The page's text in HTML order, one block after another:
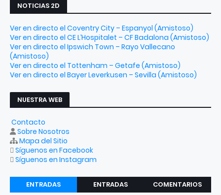
NOTICIAS 2D
Ver en directo el Coventry City – Espanyol (Amistoso)
Ver en directo el CE L’Hospitalet – CF Badalona (Amistoso)
Ver en directo el Ipswich Town – Rayo Vallecano
(Amistoso)
Ver en directo el Tottenham – Getafe (Amistoso)
Ver en directo el Bayer Leverkusen – Sevilla (Amistoso)
NUESTRA WEB
Contacto
Sobre Nosotros
Mapa del Sitio
Síguenos en Facebook
Síguenos en Instagram
ENTRADAS
ENTRADAS
COMENTARIOS